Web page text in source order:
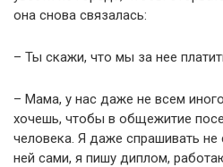
она снова связалась:
– Ты скажи, что мы за нее
– Мама, у нас даже не всем
хочешь, чтобы в общежитие
человека. Я даже спрашивать
ней сами, я пишу диплом,